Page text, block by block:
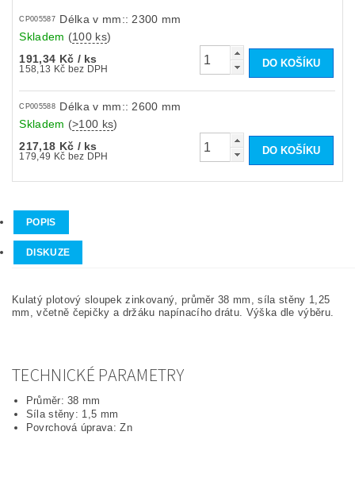
CP005587
Délka v mm:: 2300 mm
Skladem (100 ks)
191,34 Kč / ks
158,13 Kč bez DPH
CP005588
Délka v mm:: 2600 mm
Skladem (>100 ks)
217,18 Kč / ks
179,49 Kč bez DPH
POPIS
DISKUZE
Kulatý plotový sloupek zinkovaný, průměr 38 mm, síla stěny 1,25
mm, včetně čepičky a držáku napínacího drátu. Výška dle výběru.
TECHNICKÉ PARAMETRY
Průměr: 38 mm
Síla stěny: 1,5 mm
Povrchová úprava: Zn